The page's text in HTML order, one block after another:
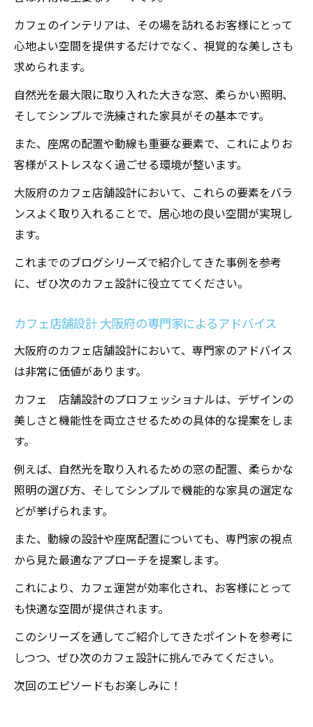
大阪府のカフェ設計 照明による快適な空間
作り
カフェ店舗設計 大阪府の照明デザインのア
イデア
大阪府のカフェ設計 心地よい照明と自然光
カフェ空間を照明で作る 大阪府の設計事例
提供
大阪府のカフェ店舗設計 安らぎの空間作り
カフェ設計 大阪府の訪れる人々に心地よい
空間を提供
大阪府のカフェ店舗設計 安らぎを感じるデ
ザイン
カフェ店舗設計 大阪府の安らぎを与える工
夫
大阪府のカフェ設計 訪れる人々に安らぎを
提供する方法
カフェのインテリアは、その場を訪れるお客様にとって
心地よい空間を提供するだけでなく、視覚的な美しさも
求められます。
自然光を最大限に取り入れた大きな窓、柔らかい照明、
そしてシンプルで洗練された家具がその基本です。
また、座席の配置や動線も重要な要素で、これによりお
客様がストレスなく過ごせる環境が整います。
大阪府のカフェ店舗設計において、これらの要素をバラ
ンスよく取り入れることで、居心地の良い空間が実現し
ます。
これまでのブログシリーズで紹介してきた事例を参考
に、ぜひ次のカフェ設計に役立ててください。
カフェ店舗設計 大阪府の専門家によるアドバイス
大阪府のカフェ店舗設計において、専門家のアドバイス
は非常に価値があります。
カフェ 店舗設計のプロフェッショナルは、デザインの
美しさと機能性を両立させるための具体的な提案をしま
す。
例えば、自然光を取り入れるための窓の配置、柔らかな
照明の選び方、そしてシンプルで機能的な家具の選定な
どが挙げられます。
また、動線の設計や座席配置についても、専門家の視点
から見た最適なアプローチを提案します。
これにより、カフェ運営が効率化され、お客様にとって
も快適な空間が提供されます。
このシリーズを通してご紹介してきたポイントを参考に
しつつ、ぜひ次のカフェ設計に挑んでみてください。
次回のエピソードもお楽しみに！